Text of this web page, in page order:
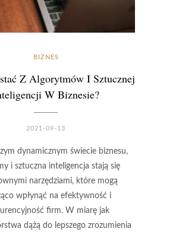
BIZNES
Z Algorytmów I Sztucznej
W Biznesie?
2021-09-13
dynamicznym świecie biznesu,
i sztuczna inteligencja stają się
narzędziami, które mogą
wpłynąć na efektywność i
firm. W miarę jak
dążą do lepszego zrozumienia